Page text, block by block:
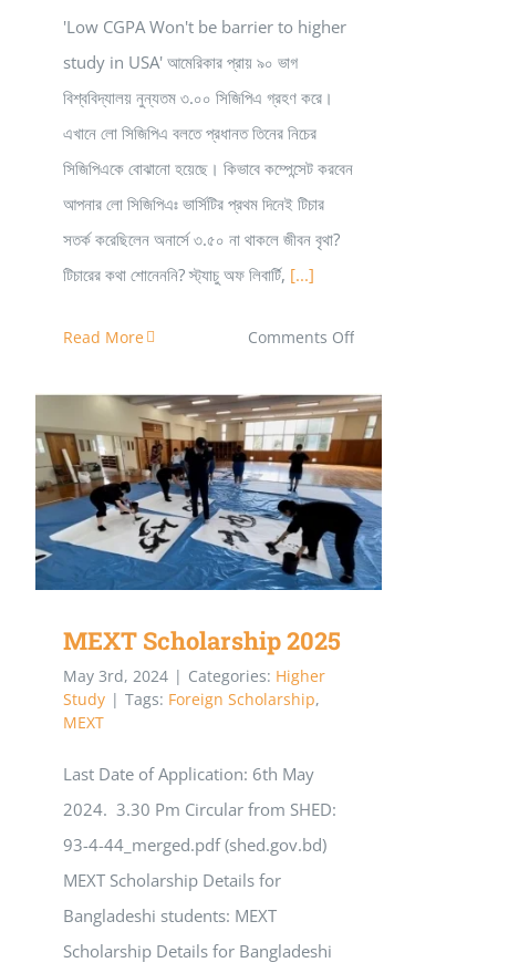
'Low CGPA Won't be barrier to higher
study in USA' আমেরিকার প্রায় ৯০ ভাগ
বিশ্ববিদ্যালয় নুন্যতম ৩.০০ সিজিপিএ গ্রহণ করে।
এখানে লো সিজিপিএ বলতে প্রধানত তিনের নিচের
সিজিপিএকে বোঝানো হয়েছে। কিভাবে কম্পেন্সেট করবেন
আপনার লো সিজিপিএঃ ভার্সিটির প্রথম দিনেই টিচার
সতর্ক করেছিলেন অনার্সে ৩.৫০ না থাকলে জীবন বৃথা?
টিচারের কথা শোনেননি? স্ট্যাচু অফ লিবার্টি, [...]
Read More Comments Offon
সিজি
নিয়ে
উচ্চ
শিক্ষার
জন্য
যেতে
MEXT Scholarship 2025
MEXT Scholarship 2025
May 3rd, 2024 | Categories: Higher
Study | Tags: Foreign Scholarship,
MEXT
Last Date of Application: 6th May
2024. 3.30 Pm Circular from SHED:
93-4-44_merged.pdf (shed.gov.bd)
MEXT Scholarship Details for
Bangladeshi students: MEXT
Scholarship Details for Bangladeshi